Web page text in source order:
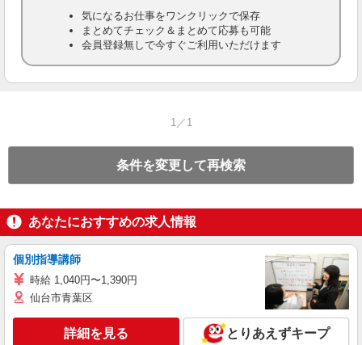
気になるお仕事をワンクリックで保存
まとめてチェック＆まとめて応募も可能
会員登録無しで今すぐご利用いただけます
1／1
条件を変更して再検索
あなたにおすすめの求人情報
個別指導講師
時給 1,040円〜1,390円
仙台市青葉区
詳細を見る とりあえずキープ